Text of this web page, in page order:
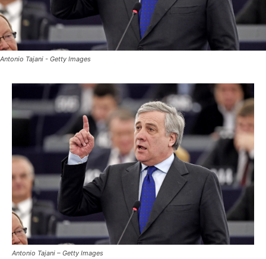
Antonio Tajani - Getty Images
Antonio Tajani – Getty Images